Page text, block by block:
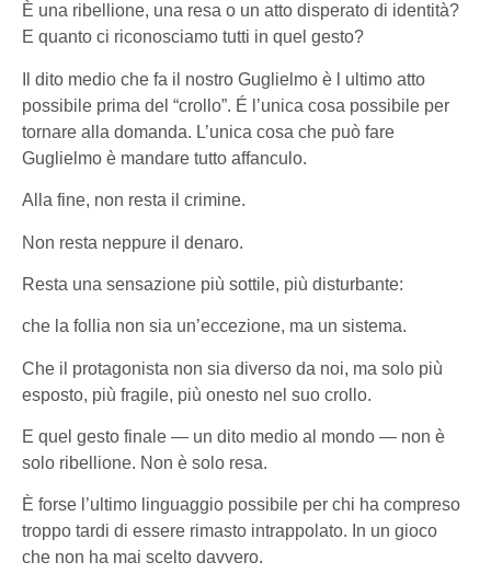
È una ribellione, una resa o un atto disperato di identità?
E quanto ci riconosciamo tutti in quel gesto?
Il dito medio che fa il nostro Guglielmo è l ultimo atto
possibile prima del “crollo”. É l’unica cosa possibile per
tornare alla domanda. L’unica cosa che può fare
Guglielmo è mandare tutto affanculo.
Alla fine, non resta il crimine.
Non resta neppure il denaro.
Resta una sensazione più sottile, più disturbante:
che la follia non sia un’eccezione, ma un sistema.
Che il protagonista non sia diverso da noi, ma solo più
esposto, più fragile, più onesto nel suo crollo.
E quel gesto finale — un dito medio al mondo — non è
solo ribellione. Non è solo resa.
È forse l’ultimo linguaggio possibile per chi ha compreso
troppo tardi di essere rimasto intrappolato. In un gioco
che non ha mai scelto davvero.